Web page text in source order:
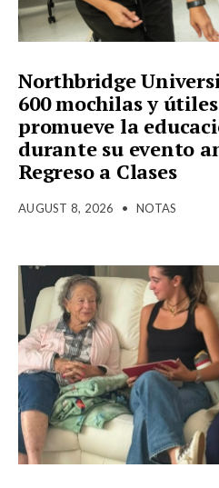
Northbridge
600 mochilas y
promueve la
durante su evento
Regreso a Clases
AUGUST 8, 2026 • NOTAS